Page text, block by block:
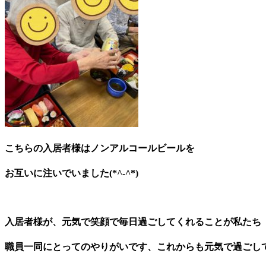
こちらの入居者様はノンアルコールビールを
お互いに注いでいました(*^-^*)
入居者様が、元気で笑顔で毎日過ごしてくれることが私たち
職員一同にとってのやりがいです、これからも元気で過ごし